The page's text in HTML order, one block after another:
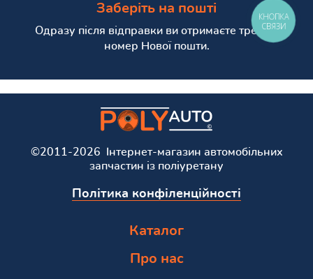
Заберіть на пошті
Одразу після відправки ви отримаєте трекінг
номер Нової пошти.
©2011-2026 Інтернет-магазин автомобільних
запчастин із поліуретану
Політика конфіленційності
Каталог
Про нас
КНОПКА
СВЯЗИ